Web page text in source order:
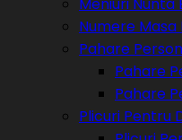
Numere
Pahare
Pahare
Pahare
Plicuri Pentru